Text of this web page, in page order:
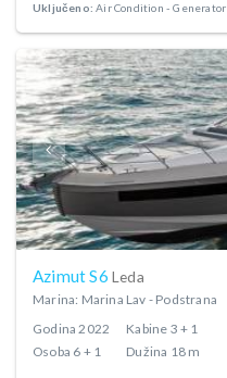
Uključeno: Air Condition Generator
Azimut S6 Leda
Marina: Marina Lav - Podstrana
Godina 2022 Kabine 3 + 1
Osoba 6 + 1 Dužina 18 m